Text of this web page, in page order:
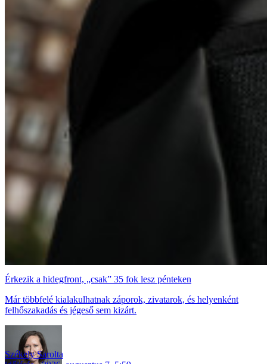
Érkezik a hidegfront, „csak” 35 fok lesz pénteken
Már többfelé kialakulhatnak záporok, zivatarok, és helyenként
felhőszakadás és jégeső sem kizárt.
Székely Sarolta